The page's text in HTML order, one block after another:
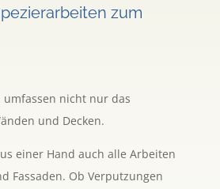
zum
umfassen nicht nur das
und Decken.
einer Hand auch alle Arbeiten
Fassaden. Ob Verputzungen